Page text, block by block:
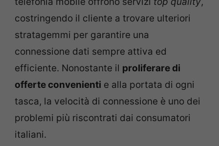
costringendo il cliente a trovare ulteriori
stratagemmi per garantire una
connessione dati sempre attiva ed
efficiente. Nonostante il proliferare di
offerte convenienti e alla portata di ogni
tasca, la velocità di connessione è uno dei
problemi più riscontrati dai consumatori
italiani.